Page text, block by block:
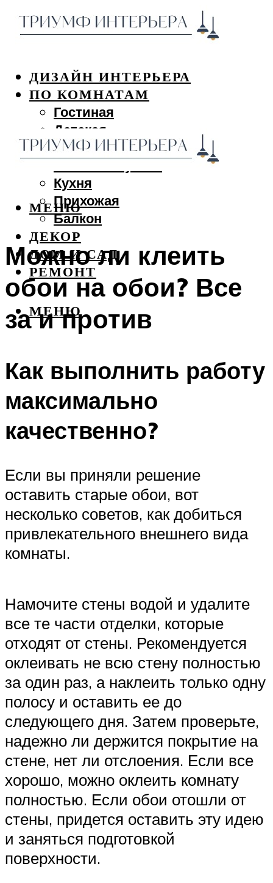
ДИЗАЙН ИНТЕРЬЕРА
ПО КОМНАТАМ
Гостиная
Детская
Спальня
Кухня
Прихожая
Балкон
ДЕКОР
ДОМ И САД
РЕМОНТ
МЕНЮ
МЕНЮ
Можно ли клеить
обои на обои? Все
за и против
Как выполнить работу
максимально
качественно?
Если вы приняли решение
оставить старые обои, вот
несколько советов, как добиться
привлекательного внешнего вида
комнаты.
Намочите стены водой и удалите
все те части отделки, которые
отходят от стены. Рекомендуется
оклеивать не всю стену полностью
за один раз, а наклеить только одну
полосу и оставить ее до
следующего дня. Затем проверьте,
надежно ли держится покрытие на
стене, нет ли отслоения. Если все
хорошо, можно оклеить комнату
полностью. Если обои отошли от
стены, придется оставить эту идею
и заняться подготовкой
поверхности.